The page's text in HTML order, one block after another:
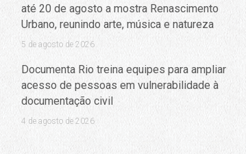
até 20 de agosto a mostra Renascimento
Urbano, reunindo arte, música e natureza
5 de agosto de 2026
Documenta Rio treina equipes para ampliar
acesso de pessoas em vulnerabilidade à
documentação civil
4 de agosto de 2026